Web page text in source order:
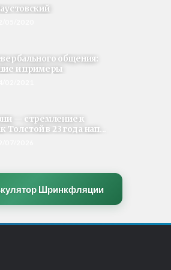
общения:
и примеры
— стремление к
Толстой в 23 года нап...
Шринкфляции